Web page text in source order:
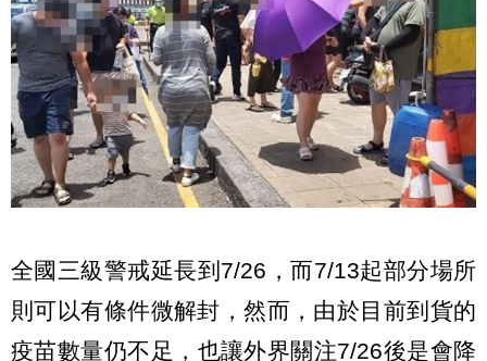
全國三級警戒延長到7/26，而7/13起部分場所
則可以有條件微解封，然而，由於目前到貨的
疫苗數量仍不足，也讓外界關注7/26後是會降